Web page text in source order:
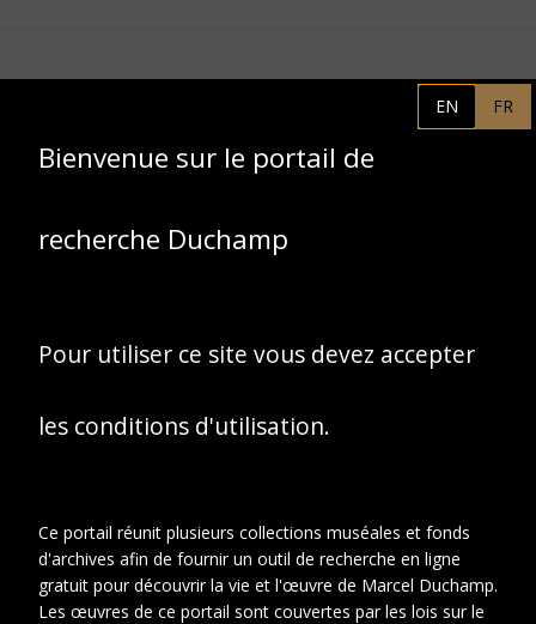
La collégiale Saint-
Michel, Blainville-
EN FR
Bienvenue sur le portail de
recherche Duchamp
Pour utiliser ce site vous devez accepter
les conditions d'utilisation.
Ce portail réunit plusieurs collections muséales et fonds
d'archives afin de fournir un outil de recherche en ligne
gratuit pour découvrir la vie et l'œuvre de Marcel Duchamp.
Les œuvres de ce portail sont couvertes par les lois sur le